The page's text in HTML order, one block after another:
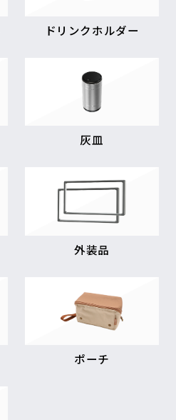
ドリンクホルダー
灰皿
外装品
ポーチ